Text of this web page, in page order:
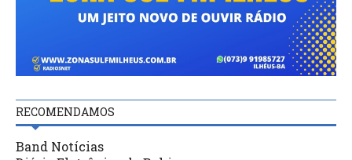
RECOMENDAMOS
Band Notícias